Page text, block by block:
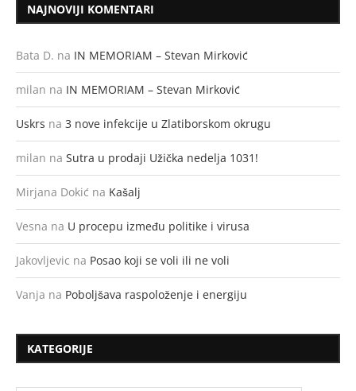
NAJNOVIJI KOMENTARI
Bata D. na IN MEMORIAM – Stevan Mirković
milan na IN MEMORIAM – Stevan Mirković
Uskrs na 3 nove infekcije u Zlatiborskom okrugu
milan na Sutra u prodaji Užička nedelja 1031!
Mirjana Dokić na Kašalj
Vesna na U procepu između politike i virusa
Jakovljevic na Posao koji se voli ili ne voli
Vanja na Poboljšava raspoloženje i energiju
KATEGORIJE